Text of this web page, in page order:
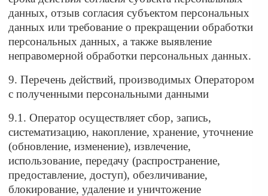
данных, отзыв согласия субъектом персональных
данных или требование о прекращении обработки
персональных данных, а также выявление
неправомерной обработки персональных данных.
9. Перечень действий, производимых Оператором
с полученными персональными данными
9.1. Оператор осуществляет сбор, запись,
систематизацию, накопление, хранение, уточнение
(обновление, изменение), извлечение,
использование, передачу (распространение,
предоставление, доступ), обезличивание,
блокирование, удаление и уничтожение